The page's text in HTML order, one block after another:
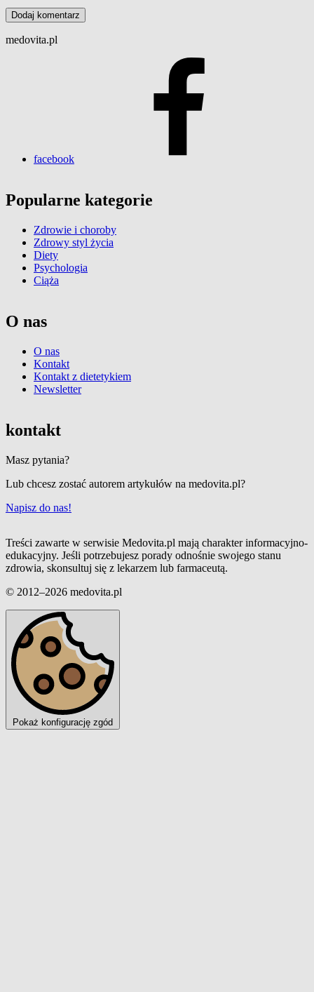
medovita.pl
facebook
Popularne kategorie
Zdrowie i choroby
Zdrowy styl życia
Diety
Psychologia
Ciąża
O nas
O nas
Kontakt
Kontakt z dietetykiem
Newsletter
kontakt
Masz pytania?
Lub chcesz zostać autorem artykułów na medovita.pl?
Napisz do nas!
Treści zawarte w serwisie Medovita.pl mają charakter informacyjno-
edukacyjny. Jeśli potrzebujesz porady odnośnie swojego stanu
zdrowia, skonsultuj się z lekarzem lub farmaceutą.
© 2012–2026 medovita.pl
Pokaż konfigurację zgód